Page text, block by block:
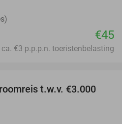
€45
ca. €3 p.p.p.n. toeristenbelasting
t.w.v. €3.000